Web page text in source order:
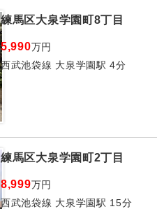
練馬区大泉学園町8丁目
5,990万円
西武池袋線 大泉学園駅 4分
練馬区大泉学園町2丁目
8,999万円
西武池袋線 大泉学園駅 15分